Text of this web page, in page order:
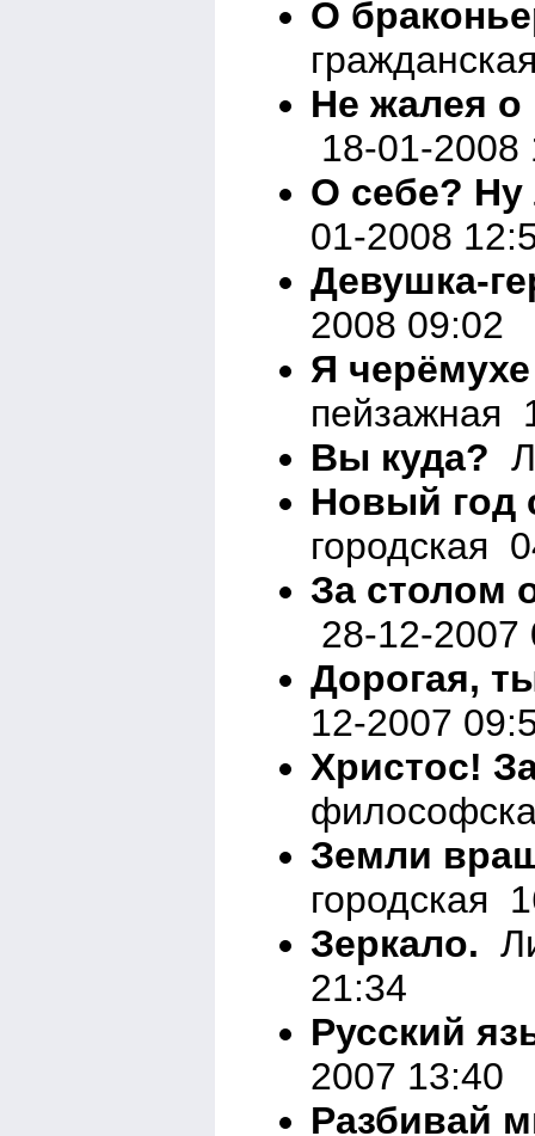
О
Не жалея о
18-01-2008
О себе? Ну
01-2008
Девушка-
2008 09:02
Я
пейзажная
Вы куда?
Новый год
городская
За столом
28-12-2007
Дорогая,
12-2007
Христос!
Земли
городская
Зеркало.
21:34
Русский
2007 13:40
Разбивай